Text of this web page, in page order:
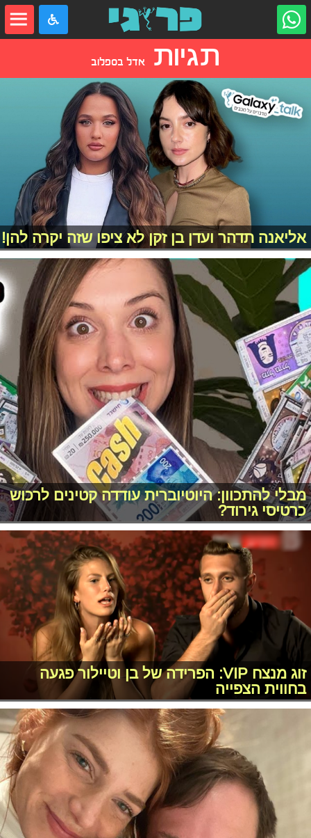
תגיות אדל בספלוב
אליאנה תדהר ועדן בן זקן לא ציפו שזה יקרה להן!
מבלי להתכוון: היוטיוברית עודדה קטינים לרכוש
כרטיסי גירוד?
זוג מנצח VIP: הפרידה של בן וטיילור פגעה
בחווית הצפייה